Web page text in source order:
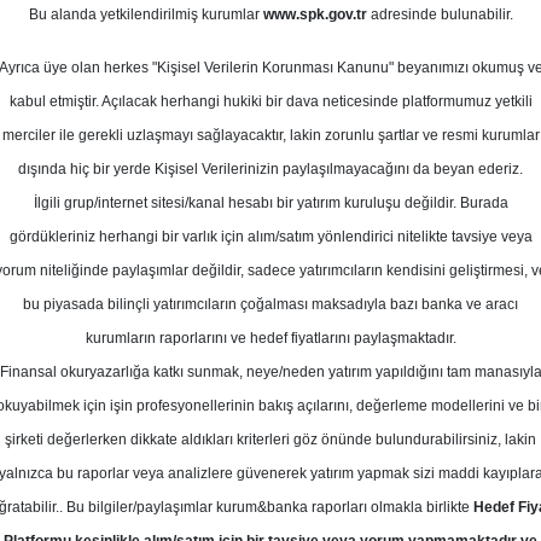
Potansiyeli
Kurum Sayısı
20 10 3
Çarşamba, 01 Temmuz 2026
Yatırım FROTO Hedef Fiyat
FROTO - Ford Otomotiv için
AL olarak belirledi
Bu alanda yetkilendirilmiş kurumlar www.spk.gov.tradresinde bulunabilir.
Ayrıca üye olan herkes "Kişisel Verilerin Korunması Kanunu" beyanımızı okumuş ve
kabul etmiştir. Açılacak herhangi hukiki bir dava neticesinde platformumuz yetkili
merciler ile gerekli uzlaşmayı sağlayacaktır, lakin zorunlu şartlar ve resmi kurumlar
dışında hiç bir yerde Kişisel Verilerinizin paylaşılmayacağını da beyan ederiz.
İlgili grup/internet sitesi/kanal hesabı bir yatırım kuruluşu değildir. Burada
gördükleriniz herhangi bir varlık için alım/satım yönlendirici nitelikte tavsiye veya
niteliğinde paylaşımlar değildir, sadece yatırımcıların kendisini geliştirmesi,
bu piyasada bilinçli yatırımcıların çoğalması maksadıyla bazı banka ve aracı
kurumların raporlarını ve hedef fiyatlarını paylaşmaktadır.
Finansal okuryazarlığa katkı sunmak, neye/neden yatırım yapıldığını tam manasıyla
için işin profesyonellerinin bakış açılarını, değerleme modellerini ve
şirketi değerlerken dikkate aldıkları kriterleri göz önünde bulundurabilirsiniz, lakin
yalnızca bu raporlar veya analizlere güvenerek yatırım yapmak sizi maddi
Bu bilgiler/paylaşımlar kurum&banka raporları olmakla birlikte Hedef